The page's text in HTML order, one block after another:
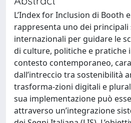
L’Index for Inclusion di Booth
rappresenta uno dei
internazionali per guidare le
di culture, politiche e pratiche
contesto contemporaneo,
dall’intreccio tra sostenibilità
trasforma-zioni digitali e
sua implementazione può
attraverso un’integrazione